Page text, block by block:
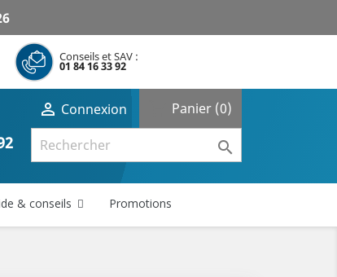
Conseils et SAV :
01 84 16 33 92
 Connexion Panier (0)

& conseils Promotions